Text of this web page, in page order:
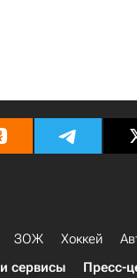
ЗОЖ Хоккей
сервисы Пресс-